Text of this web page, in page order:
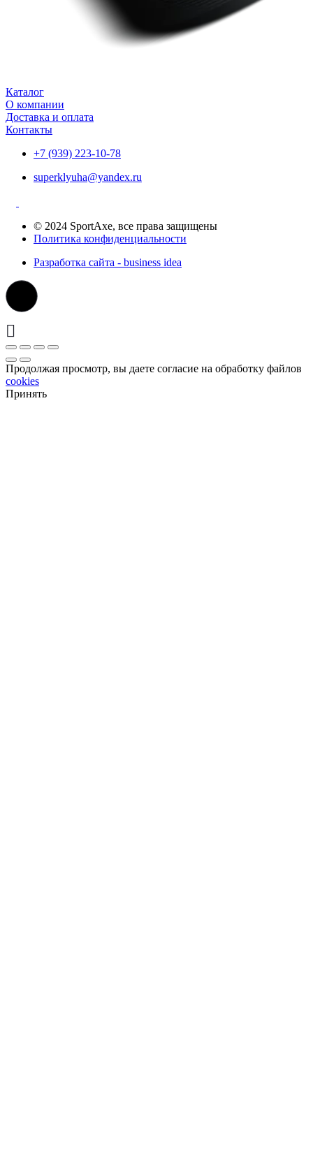
Каталог
О компании
Доставка и оплата
Контакты
+7 (939) 223-10-78
superklyuha@yandex.ru
© 2024 SportAxe, все права защищены
Политика конфиденциальности
Разработка сайта - business idea
Продолжая просмотр, вы даете согласие на обработку файлов
cookies
Принять